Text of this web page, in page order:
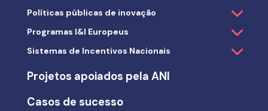
Políticas públicas de inovação
Programas I&I Europeus
Sistemas de Incentivos Nacionais
Projetos apoiados pela ANI
Casos de sucesso